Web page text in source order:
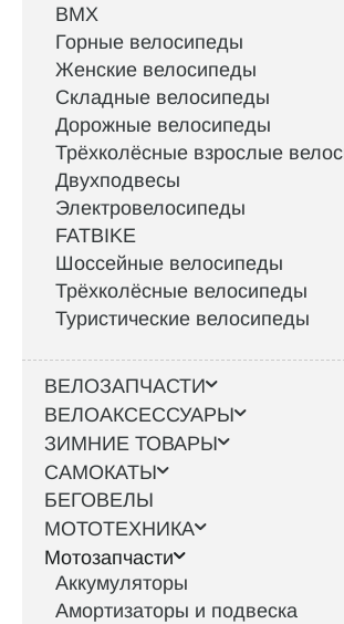
BMX
Горные велосипеды
Женские велосипеды
Складные велосипеды
Дорожные велосипеды
Трёхколёсные взрослые
Двухподвесы
Электровелосипеды
FATBIKE
Шоссейные велосипеды
Трёхколёсные велосипеды
Туристические велосипеды
ВЕЛОЗАПЧАСТИ
ВЕЛОАКСЕССУАРЫ
ЗИМНИЕ ТОВАРЫ
САМОКАТЫ
БЕГОВЕЛЫ
МОТОТЕХНИКА
Мотозапчасти
Аккумуляторы
Амортизаторы и подвеска